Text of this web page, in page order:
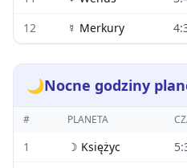
12
☿ Merkury
🌙Nocne godziny
# PLANETA
1 ☽ Księżyc